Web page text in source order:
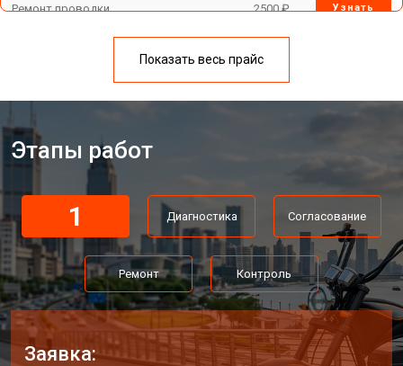
Ремонт проводки 2500 ₽ Узнать
Замена амортизаторов 3000 ₽
Узнать
Сварочные работы по раме
У меня другая неисправность
Показать весь прайс
Этапы работ
1 Диагностика Согласование
Ремонт Контроль
Заявка: